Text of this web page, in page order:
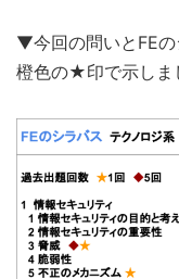
▼今回の問いとFE
橙色の★印で示しま